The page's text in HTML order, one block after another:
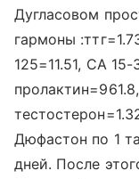
Дугласовом
гармоны
125=11.51, СА
Дюфастон по 1
дней. После